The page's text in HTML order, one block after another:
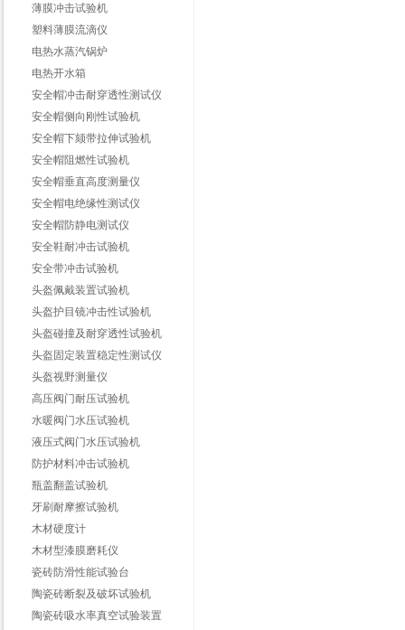
薄膜冲击试验机
塑料薄膜流滴仪
电热水蒸汽锅炉
电热开水箱
安全帽冲击耐穿透性测试仪
安全帽侧向刚性试验机
安全帽下颏带拉伸试验机
安全帽阻燃性试验机
安全帽垂直高度测量仪
安全帽电绝缘性测试仪
安全帽防静电测试仪
安全鞋耐冲击试验机
安全带冲击试验机
头盔佩戴装置试验机
头盔护目镜冲击性试验机
头盔碰撞及耐穿透性试验机
头盔固定装置稳定性测试仪
头盔视野测量仪
高压阀门耐压试验机
水暖阀门水压试验机
液压式阀门水压试验机
防护材料冲击试验机
瓶盖翻盖试验机
牙刷耐摩擦试验机
木材硬度计
木材型漆膜磨耗仪
瓷砖防滑性能试验台
陶瓷砖断裂及破坏试验机
陶瓷砖吸水率真空试验装置